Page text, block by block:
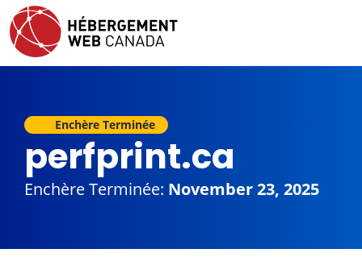
Enchère Terminée
perfprint.ca
Enchère Terminée: November 23, 2025